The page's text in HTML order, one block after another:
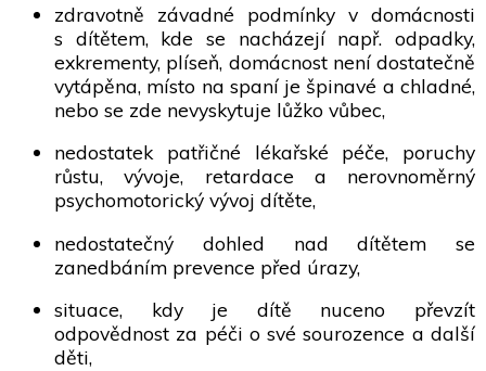
zdravotně závadné podmínky v domácnosti
s dítětem, kde se nacházejí např. odpadky,
exkrementy, plíseň, domácnost není dostatečně
vytápěna, místo na spaní je špinavé a chladné,
nebo se zde nevyskytuje lůžko vůbec,
nedostatek patřičné lékařské péče, poruchy
růstu, vývoje, retardace a nerovnoměrný
psychomotorický vývoj dítěte,
nedostatečný dohled nad dítětem se
zanedbáním prevence před úrazy,
situace, kdy je dítě nuceno převzít
odpovědnost za péči o své sourozence a další
děti,